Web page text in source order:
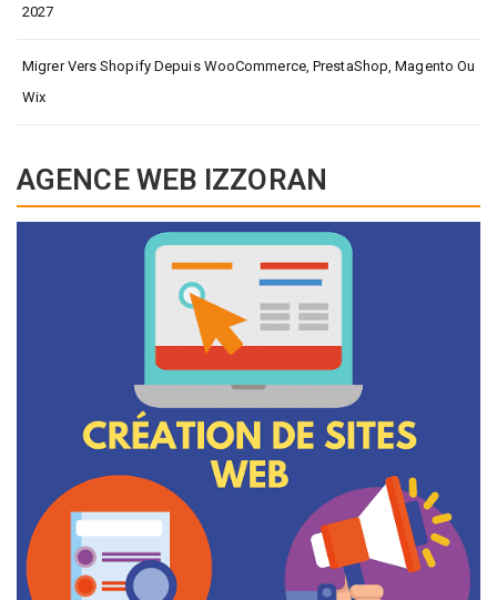
2027
Migrer Vers Shopify Depuis WooCommerce, PrestaShop, Magento Ou
Wix
AGENCE WEB IZZORAN